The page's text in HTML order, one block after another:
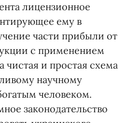
лицензионное
ему в
части прибыли от
с применением
чистая и простая схема
научному
человеком.
законодательство